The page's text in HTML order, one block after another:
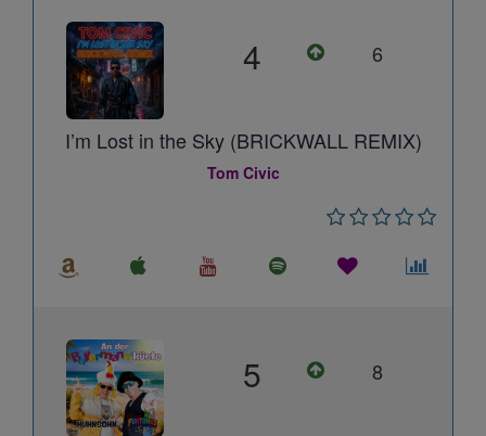
4 6
I’m Lost in the Sky (BRICKWALL REMIX)
Tom Civic
5 8